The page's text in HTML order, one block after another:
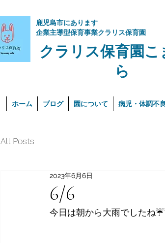
​鹿児島市にあります
企業主導型保育事業クラリス保育園
クラリス保育園こ
ら
ホーム ブログ 園について 病児・体調不
All Posts
6/6
2023年6月6日
今日は朝から大雨でしたね